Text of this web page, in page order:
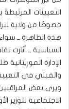
التعيينات
خصوصًا من ولاية
هذه الظاهرة ــ
السياسية ــ أثارت
الإدارة
والقبلي في
ويرى بعض
الاجتماعية